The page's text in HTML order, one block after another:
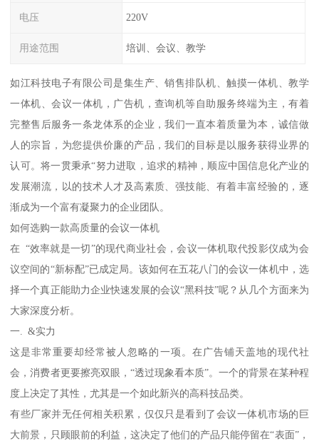
电压 220V
用途范围 培训、会议、教学
如江科技电子有限公司是集生产、销售排队机、触摸一体机、教学
一体机、会议一体机，广告机，查询机等自助服务终端为主，有着
完整售后服务一条龙体系的企业，我们一直本着质量为本，诚信做
人的宗旨，为您提供价廉的产品，我们的目标是以服务获得业界的
认可。将一贯秉承“努力进取，追求的精神，顺应中国信息化产业的
发展潮流，以的技术人才及高素质、强技能、有着丰富经验的，逐
渐成为一个富有凝聚力的企业团队。
如何选购一款高质量的会议一体机
在 “效率就是一切”的现代商业社会，会议一体机取代投影仪成为会
议空间的“新标配”已成定局。该如何在五花八门的会议一体机中，选
择一个真正能助力企业快速发展的会议“黑科技”呢？从几个方面来为
大家深度分析。
一. &实力
这是非常重要却经常被人忽略的一项。在广告铺天盖地的现代社
会，消费者更要擦亮双眼，“透过现象看本质”。一个的背景在某种程
度上决定了其性，尤其是一个如此新兴的高科技品类。
有些厂家并无任何相关积累，仅仅只是看到了会议一体机市场的巨
大前景，只顾眼前的利益，这决定了他们的产品只能停留在“表面”，